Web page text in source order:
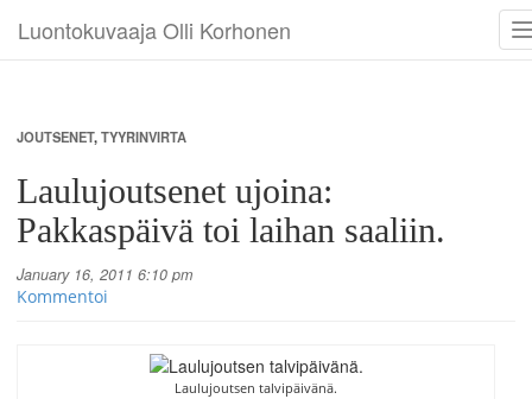
Luontokuvaaja Olli Korhonen
JOUTSENET,TYYRINVIRTA
Laulujoutsenet ujoina:
Pakkaspäivä toi laihan saaliin.
January 16, 2011 6:10 pm
Kommentoi
Laulujoutsen talvipäivänä.